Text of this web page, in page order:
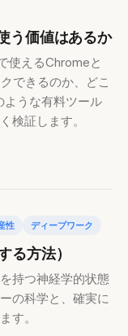
う価値はあるか
使えるChromeと
できるのか、どこ
ような有料ツール
検証します。
性 ディープワーク
る方法）
持つ神経学的状態
の科学と、確実に
す。